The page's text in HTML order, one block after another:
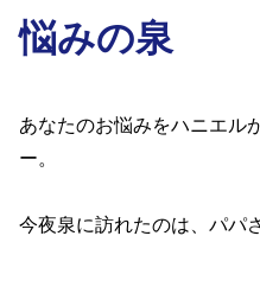
悩みの泉
あなたのお悩みをハニエル
ー。
今夜泉に訪れたのは、パパさ